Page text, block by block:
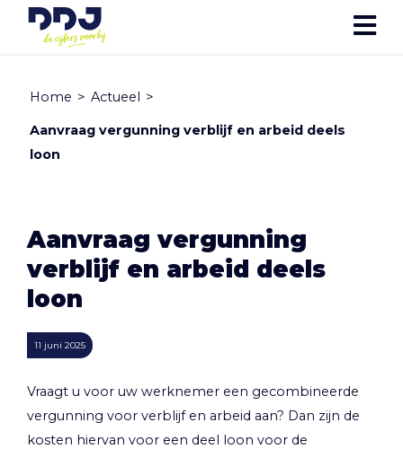
Home > Actueel >
Aanvraag vergunning verblijf en arbeid deels
loon
Aanvraag vergunning
verblijf en arbeid deels
loon
11 juni 2025
Vraagt u voor uw werknemer een gecombineerde
vergunning voor verblijf en arbeid aan? Dan zijn de
kosten hiervan voor een deel loon voor de